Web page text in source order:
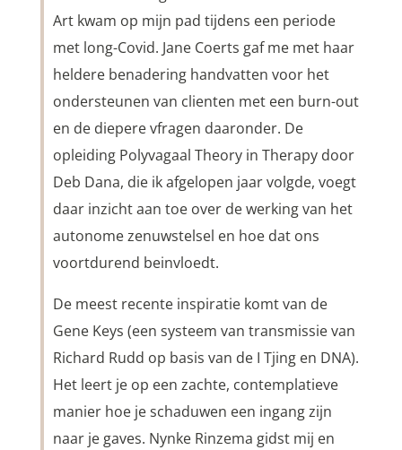
Art kwam op mijn pad tijdens een periode
met long-Covid. Jane Coerts gaf me met haar
heldere benadering handvatten voor het
ondersteunen van clienten met een burn-out
en de diepere vfragen daaronder. De
opleiding Polyvagaal Theory in Therapy door
Deb Dana, die ik afgelopen jaar volgde, voegt
daar inzicht aan toe over de werking van het
autonome zenuwstelsel en hoe dat ons
voortdurend beinvloedt.
De meest recente inspiratie komt van de
Gene Keys (een systeem van transmissie van
Richard Rudd op basis van de I Tjing en DNA).
Het leert je op een zachte, contemplatieve
manier hoe je schaduwen een ingang zijn
naar je gaves. Nynke Rinzema gidst mij en